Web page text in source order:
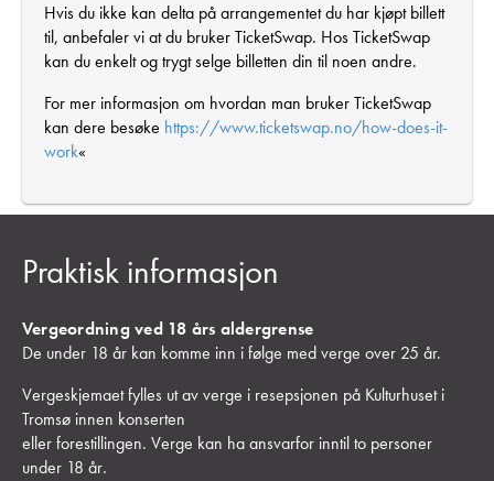
Hvis du ikke kan delta på arrangementet du har kjøpt billett
til, anbefaler vi at du bruker TicketSwap. Hos TicketSwap
kan du enkelt og trygt selge billetten din til noen andre.
For mer informasjon om hvordan man bruker TicketSwap
kan dere besøke https://www.ticketswap.no/how-does-it-
work«
Praktisk informasjon
Vergeordning ved 18 års aldergrense
De under 18 år kan komme inn i følge med verge over 25 år.
Vergeskjemaet fylles ut av verge i resepsjonen på Kulturhuset i
Tromsø innen konserten
eller forestillingen. Verge kan ha ansvarfor inntil to personer
under 18 år.